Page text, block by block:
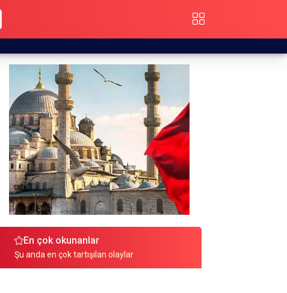
En çok okunanlar
Şu anda en çok tartışılan olaylar